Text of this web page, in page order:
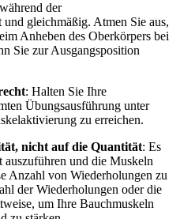
der
gleichmäßig. Atmen Sie aus,
Anheben des Oberkörpers bei
Sie zur Ausgangsposition
: Halten Sie Ihre
Übungsausführung unter
zu erreichen.
nicht auf die Quantität: Es
und die Muskeln
Anzahl von Wiederholungen zu
der Wiederholungen oder die
um Ihre Bauchmuskeln